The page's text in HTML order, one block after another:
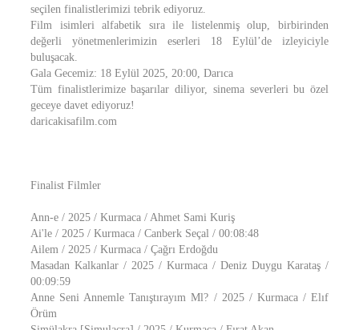
seçilen finalistlerimizi tebrik ediyoruz.
Film isimleri alfabetik sıra ile listelenmiş olup, birbirinden
değerli yönetmenlerimizin eserleri 18 Eylül’de izleyiciyle
buluşacak.
Gala Gecemiz: 18 Eylül 2025, 20:00, Darıca
Tüm finalistlerimize başarılar diliyor, sinema severleri bu özel
geceye davet ediyoruz!
daricakisafilm.com
Finalist Filmler
Ann-e / 2025 / Kurmaca / Ahmet Sami Kuriş
Ai'le / 2025 / Kurmaca / Canberk Seçal / 00:08:48
Ailem / 2025 / Kurmaca / Çağrı Erdoğdu
Masadan Kalkanlar / 2025 / Kurmaca / Deniz Duygu Karataş /
00:09:59
Anne Seni Annemle Tanıştırayım Ml? / 2025 / Kurmaca / Elıf
Örüm